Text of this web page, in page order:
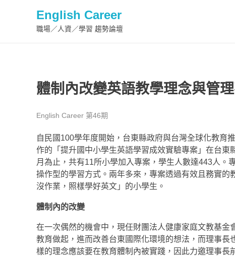
English Career
職場／人資／學習 趨勢論壇
體制內改變英語教學理念與管
English Career 第46期
自民國100學年度開始，台東縣政府與台灣全球化教育
作的「提升國中小學生英語學習成效實驗專案」在台
月為止，共有11所小學加入專案，學生人數達443人。
操作型的學習方式。兩年多來，專案透過有效且務實
沒作業，照樣學好英文」的小學生。
體制內的改變
在一次偶然的機會中，現任財團法人健康家庭文教基
教育做起，進而改善台東國際化環境的想法，而理事
樣的理念應該要在教育體制內被實踐，因此力邀理事